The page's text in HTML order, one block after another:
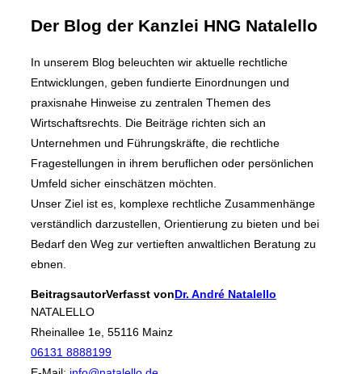
Der Blog der Kanzlei HNG Natalello
In unserem Blog beleuchten wir aktuelle rechtliche
Entwicklungen, geben fundierte Einordnungen und
praxisnahe Hinweise zu zentralen Themen des
Wirtschaftsrechts. Die Beiträge richten sich an
Unternehmen und Führungskräfte, die rechtliche
Fragestellungen in ihrem beruflichen oder persönlichen
Umfeld sicher einschätzen möchten.
Unser Ziel ist es, komplexe rechtliche Zusammenhänge
verständlich darzustellen, Orientierung zu bieten und bei
Bedarf den Weg zur vertieften anwaltlichen Beratung zu
ebnen.
BeitragsautorVerfasst vonDr. André Natalello
NATALELLO
Rheinallee 1e, 55116 Mainz
06131 8888199